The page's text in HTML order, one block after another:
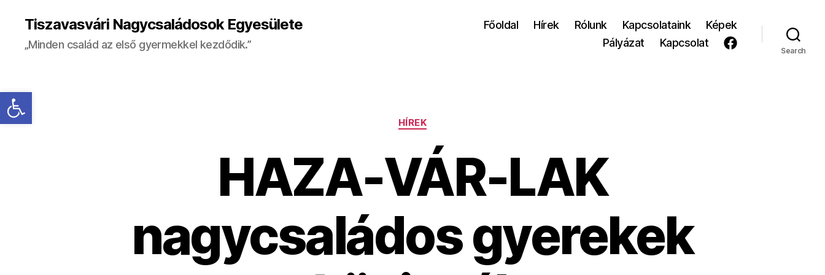
Eszköztár megnyitása
Tiszavasvári Nagycsaládosok Egyesülete
„Minden család az első gyermekkel kezdődik.”
Főoldal Hírek Rólunk Kapcsolataink
Képek
Pályázat
Kapcsolat
Search
Kategóriák
HÍREK
HAZA-VÁR-LAK
nagycsaládos gyerekek